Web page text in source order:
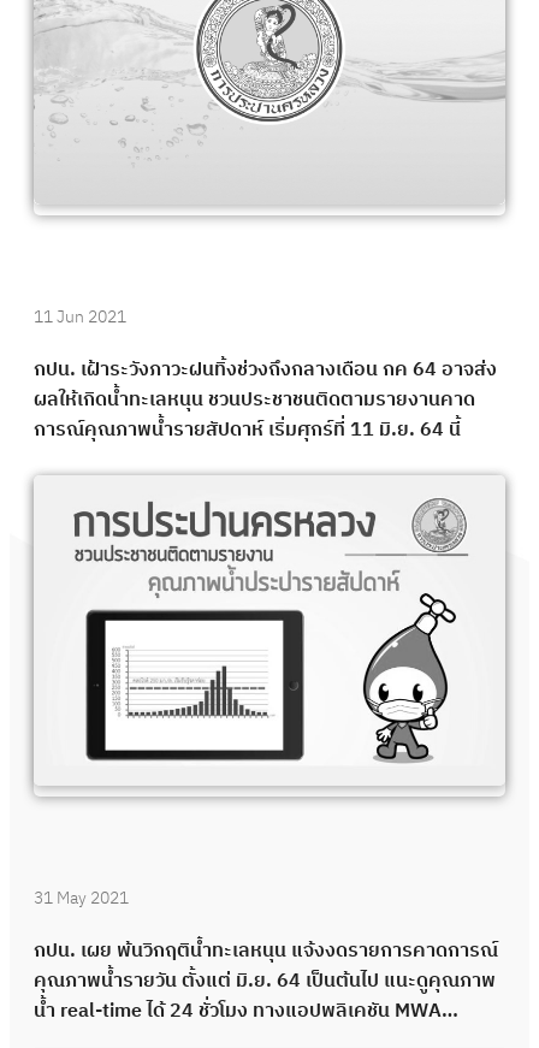
11 Jun 2021
กปน. เฝ้าระวังภาวะฝนทิ้งช่วงถึงกลางเดือน กค 64 อาจส่ง
ผลให้เกิดน้ำทะเลหนุน ชวนประชาชนติดตามรายงานคาด
การณ์คุณภาพน้ำรายสัปดาห์ เริ่มศุกร์ที่ 11 มิ.ย. 64 นี้
31 May 2021
กปน. เผย พ้นวิกฤติน้ำทะเลหนุน แจ้งงดรายการคาดการณ์
คุณภาพน้ำรายวัน ตั้งแต่ มิ.ย. 64 เป็นต้นไป แนะดูคุณภาพ
น้ำ real-time ได้ 24 ชั่วโมง ทางแอปพลิเคชัน MWA